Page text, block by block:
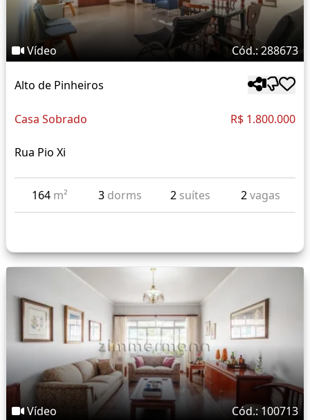
Vídeo Cód.: 288673
Alto de Pinheiros
Casa Sobrado R$ 1.800.000
Rua Pio Xi
164 m² 3 dorms 2 suítes 2vagas
Vídeo Cód.: 100713